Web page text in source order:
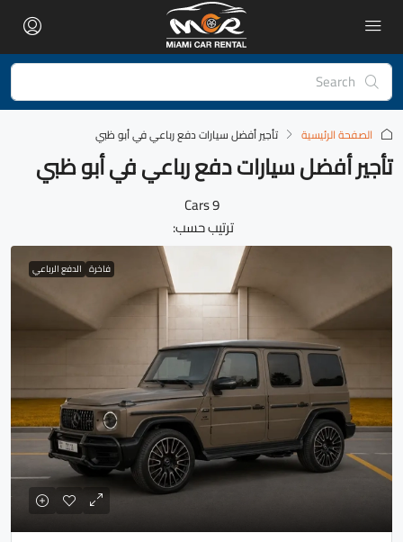
الصفحة الرئيسية تأجير أفضل سيارات دفع رباعي في أبو ظبي
تأجير أفضل سيارات دفع رباعي في أبو ظبي
9 Cars
ترتيب حسب:
فاخرة الدفع الرباعي